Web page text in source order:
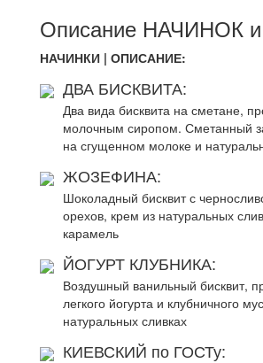
Описание НАЧИНОК и
НАЧИНКИ | ОПИСАНИЕ:
ДВА БИСКВИТА:
Два вида бисквита на сметане,
молочным сиропом. Сметанный
на сгущенном молоке и
ЖОЗЕФИНА:
Шоколадный бисквит с
орехов, крем из натуральных
карамель
ЙОГУРТ КЛУБНИКА:
Воздушный ванильный бисквит,
легкого йогурта и клубничного
натуральных сливках
КИЕВСКИЙ по ГОСТу: